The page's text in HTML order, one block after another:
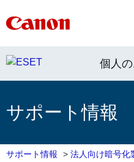
個人
サポート情報
サポート情報 > 法人向け暗号化